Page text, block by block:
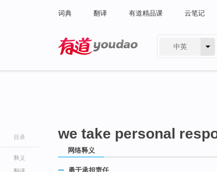
词典 翻译 有道精品课 云笔记
中英
目录
释义
we take personal
网络释义
勇于承担责任